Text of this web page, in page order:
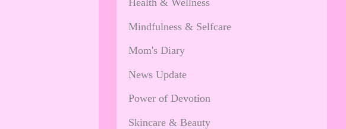
Health & Wellness
Mindfulness & Selfcare
Mom's Diary
News Update
Power of Devotion
Skincare & Beauty